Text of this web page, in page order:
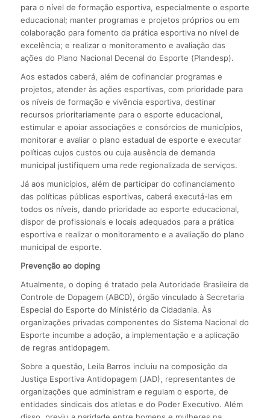
para o nível de formação esportiva, especialmente o esporte
educacional; manter programas e projetos próprios ou em
colaboração para fomento da prática esportiva no nível de
excelência; e realizar o monitoramento e avaliação das
ações do Plano Nacional Decenal do Esporte (Plandesp).
Aos estados caberá, além de cofinanciar programas e
projetos, atender às ações esportivas, com prioridade para
os níveis de formação e vivência esportiva, destinar
recursos prioritariamente para o esporte educacional,
estimular e apoiar associações e consórcios de municípios,
monitorar e avaliar o plano estadual de esporte e executar
políticas cujos custos ou cuja ausência de demanda
municipal justifiquem uma rede regionalizada de serviços.
Já aos municípios, além de participar do cofinanciamento
das políticas públicas esportivas, caberá executá-las em
todos os níveis, dando prioridade ao esporte educacional,
dispor de profissionais e locais adequados para a prática
esportiva e realizar o monitoramento e a avaliação do plano
municipal de esporte.
Prevenção ao doping
Atualmente, o doping é tratado pela Autoridade Brasileira de
Controle de Dopagem (ABCD), órgão vinculado à Secretaria
Especial do Esporte do Ministério da Cidadania. Às
organizações privadas componentes do Sistema Nacional do
Esporte incumbe a adoção, a implementação e a aplicação
de regras antidopagem.
Sobre a questão, Leila Barros incluiu na composição da
Justiça Esportiva Antidopagem (JAD), representantes de
organizações que administram e regulam o esporte, de
entidades sindicais dos atletas e do Poder Executivo. Além